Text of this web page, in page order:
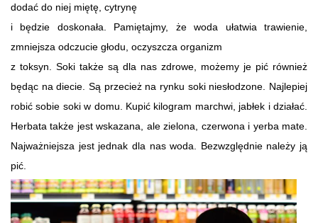
dodać do niej miętę, cytrynę
i będzie doskonała. Pamiętajmy, że woda ułatwia trawienie,
zmniejsza odczucie głodu, oczyszcza organizm
z toksyn. Soki także są dla nas zdrowe, możemy je pić również
będąc na diecie. Są przecież na rynku soki niesłodzone. Najlepiej
robić sobie soki w domu. Kupić kilogram marchwi, jabłek i działać.
Herbata także jest wskazana, ale zielona, czerwona i yerba mate.
Najważniejsza jest jednak dla nas woda. Bezwzględnie należy ją
pić.